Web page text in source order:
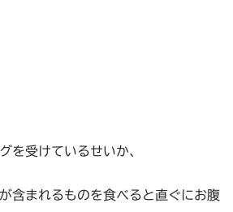
を受けているせいか、
含まれるものを食べると直ぐにお腹